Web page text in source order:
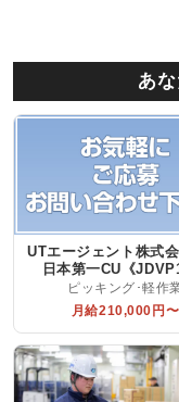
あ
UTエージェント株式
日本第一CU《
ピッキング･軽作
月給210,000円〜